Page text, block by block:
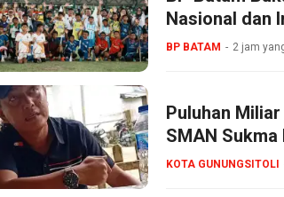
Nasional dan
BP BATAM 2 jam
Puluhan
SMAN
KOTA GUNUNGSITOLI